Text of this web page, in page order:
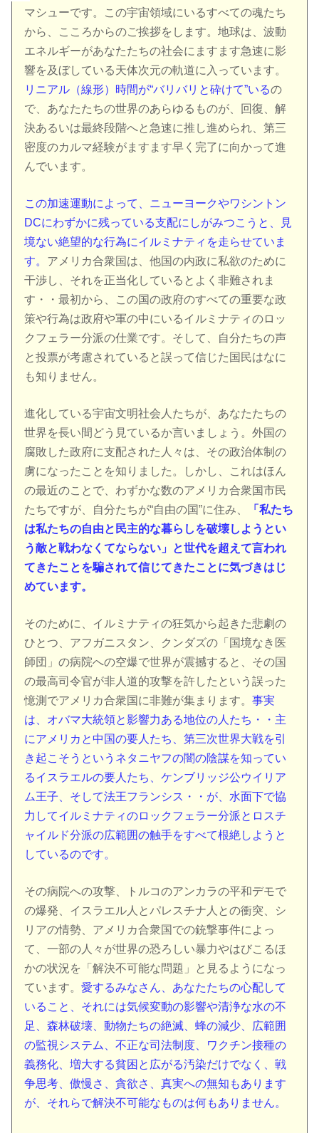
マシューです。この宇宙領域にいるすべての魂たち
から、こころからのご挨拶をします。地球は、波動
エネルギーがあなたたちの社会にますます急速に影
響を及ぼしている天体次元の軌道に入っています。
リニアル（線形）時間が“バリバリと砕けて”いるの
で、あなたたちの世界のあらゆるものが、回復、解
決あるいは最終段階へと急速に推し進められ、第三
密度のカルマ経験がますます早く完了に向かって進
んでいます。
この加速運動によって、ニューヨークやワシントン
DCにわずかに残っている支配にしがみつこうと、見
境ない絶望的な行為にイルミナティを走らせていま
す。 アメリカ合衆国は、他国の内政に私欲のために
干渉し、それを正当化しているとよく非難されま
す・・最初から、この国の政府のすべての重要な政
策や行為は政府や軍の中にいるイルミナティのロッ
クフェラー分派の仕業です。そして、自分たちの声
と投票が考慮されていると誤って信じた国民はなに
も知りません。
進化している宇宙文明社会人たちが、あなたたちの
世界を長い間どう見ているか言いましょう。外国の
腐敗した政府に支配された人々は、その政治体制の
虜になったことを知りました。しかし、これはほん
の最近のことで、わずかな数のアメリカ合衆国市民
たちですが、自分たちが“自由の国”に住み、
「私たち
は私たちの自由と民主的な暮らしを破壊しようとい
う敵と戦わなくてならない」と世代を超えて言われ
てきたことを騙されて信じてきたことに気づきはじ
めています。
そのために、イルミナティの狂気から起きた悲劇の
ひとつ、アフガニスタン、クンダズの「国境なき医
師団」の病院への空爆で世界が震撼すると、その国
の最高司令官が非人道的攻撃を許したという誤った
憶測でアメリカ合衆国に非難が集まります。事実
は、オバマ大統領と影響力ある地位の人たち・・主
にアメリカと中国の要人たち、第三次世界大戦を引
き起こそうというネタニヤフの闇の陰謀を知ってい
るイスラエルの要人たち、ケンブリッジ公ウイリア
ム王子、そして法王フランシス・・が、水面下で協
力してイルミナティのロックフェラー分派とロスチ
ャイルド分派の広範囲の触手をすべて根絶しようと
しているのです。
その病院への攻撃、トルコのアンカラの平和デモで
の爆発、イスラエル人とパレスチナ人との衝突、シ
リアの情勢、アメリカ合衆国での銃撃事件によっ
て、一部の人々が世界の恐ろしい暴力やはびこるほ
かの状況を「解決不可能な問題」と見るようになっ
ています。愛するみなさん、あなたたちの心配して
いること、それには気候変動の影響や清浄な水の不
足、森林破壊、動物たちの絶滅、蜂の減少、広範囲
の監視システム、不正な司法制度、ワクチン接種の
義務化、増大する貧困と広がる汚染だけでなく、戦
争思考、傲慢さ、貪欲さ、真実への無知もあります
が、それらで解決不可能なものは何もありません。